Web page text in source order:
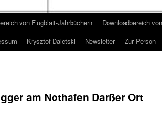
von Flugblatt-Jahrbüchern
Downloadbereich
Krysztof Daletski Newsletter Zur Person
am Nothafen Darßer Ort